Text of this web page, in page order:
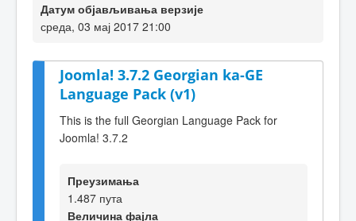
Датум објављивања верзије
среда, 03 мај 2017 21:00
Joomla! 3.7.2 Georgian ka-GE
Language Pack (v1)
This is the full Georgian Language Pack for
Joomla! 3.7.2
Преузимања
1.487 пута
Величина фајла